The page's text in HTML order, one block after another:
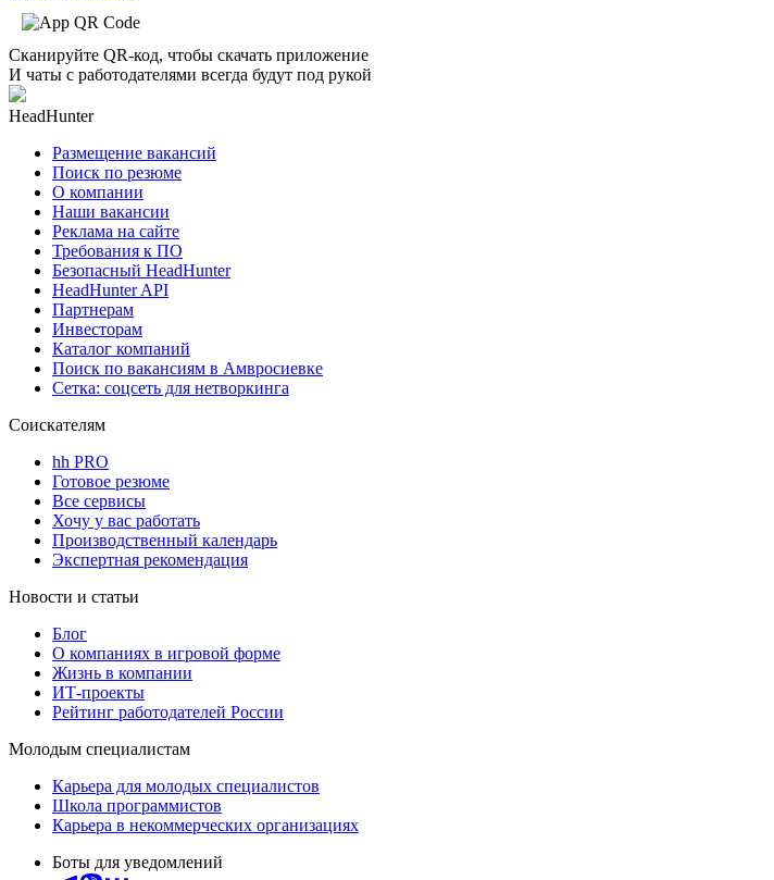
Сканируйте QR-код, чтобы скачать приложение
И чаты с работодателями всегда будут под рукой
HeadHunter
Размещение вакансий
Поиск по резюме
О компании
Наши вакансии
Реклама на сайте
Требования к ПО
Безопасный HeadHunter
HeadHunter API
Партнерам
Инвесторам
Каталог компаний
Поиск по вакансиям в Амвросиевке
Сетка: соцсеть для нетворкинга
Соискателям
hh PRO
Готовое резюме
Все сервисы
Хочу у вас работать
Производственный календарь
Экспертная рекомендация
Новости и статьи
Блог
О компаниях в игровой форме
Жизнь в компании
ИТ-проекты
Рейтинг работодателей России
Молодым специалистам
Карьера для молодых специалистов
Школа программистов
Карьера в некоммерческих организациях
Боты для уведомлений